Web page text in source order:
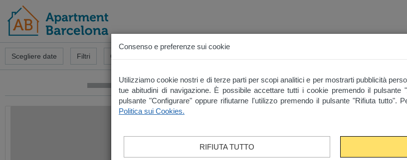
Consenso e preferenze sui cookie
Utilizziamo cookie nostri e di terze parti per scopi analitici e per mostrarti pubblicità
tue abitudini di navigazione. È possibile accettare tutti i cookie premendo il pulsante
pulsante "Configurare" oppure rifiutarne l'utilizzo premendo il pulsante "Rifiuta tutto".
Politica sui Cookies.
RIFIUTA TUTTO
Scegliere date Filtri Ordina ·